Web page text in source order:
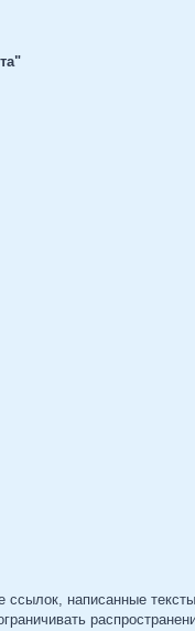
написанные